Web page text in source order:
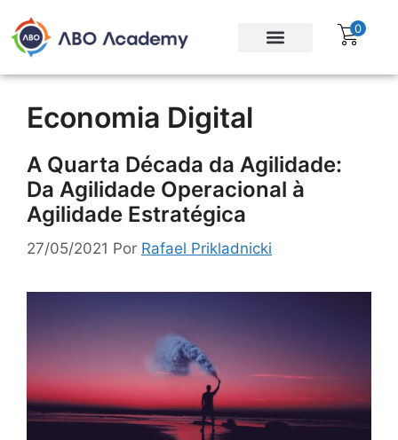
0
Economia Digital
A Quarta Década da Agilidade:
Da Agilidade Operacional à
Agilidade Estratégica
27/05/2021 Por Rafael Prikladnicki